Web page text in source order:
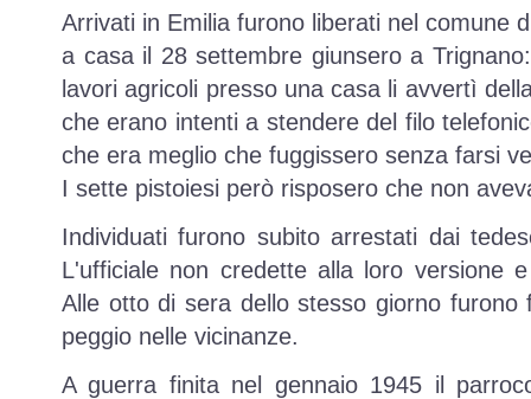
Arrivati in Emilia furono liberati nel comune
a casa il 28 settembre giunsero a
lavori agricoli presso una casa li avvertì
che erano intenti a stendere del filo
che era meglio che fuggissero senza farsi
I sette pistoiesi però risposero che non
Individuati furono subito arrestati dai
L'ufficiale non credette alla loro versione
Alle otto di sera dello stesso giorno furono
peggio nelle vicinanze.
A guerra finita nel gennaio 1945 il